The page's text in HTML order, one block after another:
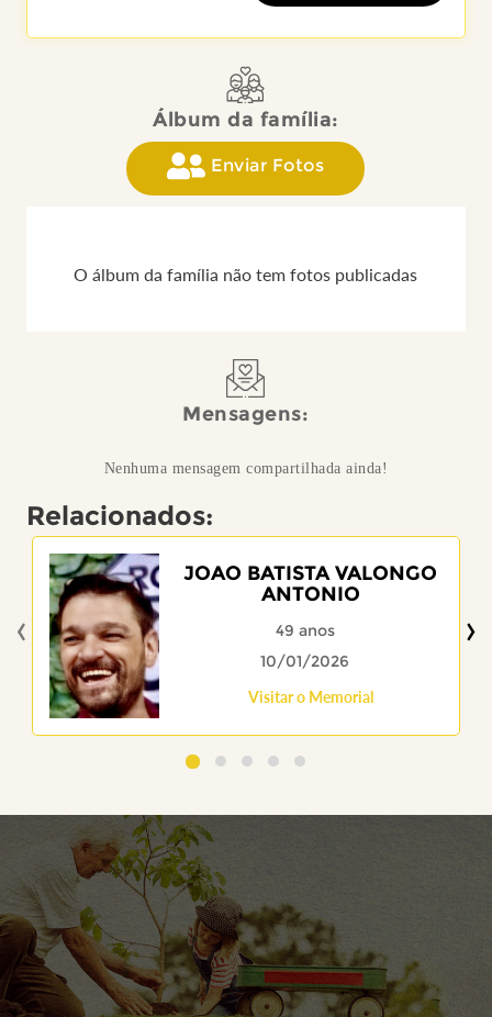
Álbum da família:
Enviar Fotos
O álbum da família não tem fotos publicadas
Mensagens:
Nenhuma mensagem compartilhada ainda!
Relacionados:
JOAO BATISTA VALONGO
ANTONIO
49 anos
10/01/2026
Visitar o Memorial
‹ ›